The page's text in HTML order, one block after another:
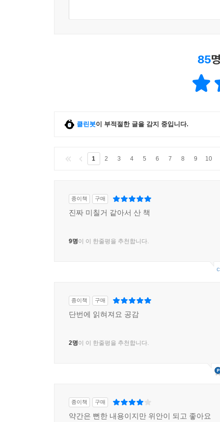
85
클린봇이 부적절한 글을 감지 중입니다.
1 2 3 4 5 6 7 8 9 10
종이책 구매
진짜 미칠거 같아서 산 책
9명이 이 한줄평을 추천합니다.
종이책 구매
단번에 읽혀져요 공감
2명이 이 한줄평을 추천합니다.
종이책 구매
약간은 뻔한 내용이지만 위안이 되고 좋아요